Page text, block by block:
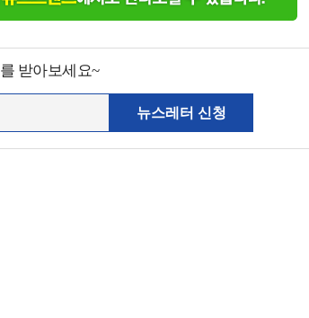
를 받아보세요~
뉴스레터 신청